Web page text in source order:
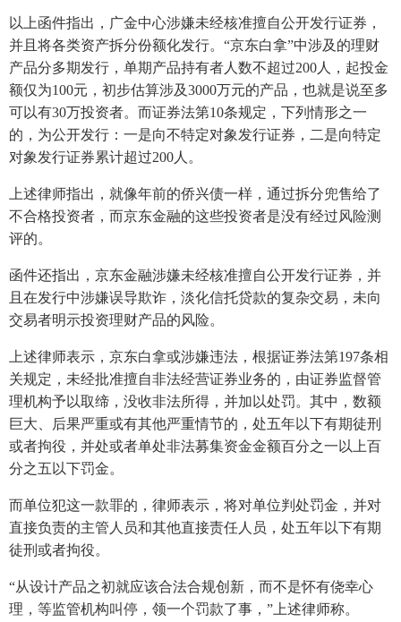
以上函件指出，广金中心涉嫌未经核准擅自公开发行证券，
并且将各类资产拆分份额化发行。“京东白拿”中涉及的理财
产品分多期发行，单期产品持有者人数不超过200人，起投金
额仅为100元，初步估算涉及3000万元的产品，也就是说至多
可以有30万投资者。而证券法第10条规定，下列情形之一
的，为公开发行：一是向不特定对象发行证券，二是向特定
对象发行证券累计超过200人。
上述律师指出，就像年前的侨兴债一样，通过拆分兜售给了
不合格投资者，而京东金融的这些投资者是没有经过风险测
评的。
函件还指出，京东金融涉嫌未经核准擅自公开发行证券，并
且在发行中涉嫌误导欺诈，淡化信托贷款的复杂交易，未向
交易者明示投资理财产品的风险。
上述律师表示，京东白拿或涉嫌违法，根据证券法第197条相
关规定，未经批准擅自非法经营证券业务的，由证券监督管
理机构予以取缔，没收非法所得，并加以处罚。其中，数额
巨大、后果严重或有其他严重情节的，处五年以下有期徒刑
或者拘役，并处或者单处非法募集资金金额百分之一以上百
分之五以下罚金。
而单位犯这一款罪的，律师表示，将对单位判处罚金，并对
直接负责的主管人员和其他直接责任人员，处五年以下有期
徒刑或者拘役。
“从设计产品之初就应该合法合规创新，而不是怀有侥幸心
理，等监管机构叫停，领一个罚款了事，”上述律师称。